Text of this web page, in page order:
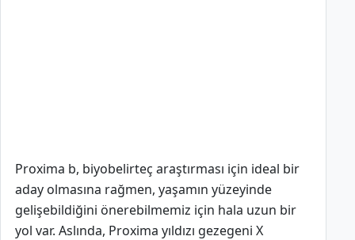
Proxima b, biyobelirteç araştırması için ideal bir
aday olmasına rağmen, yaşamın yüzeyinde
gelişebildiğini önerebilmemiz için hala uzun bir
yol var. Aslında, Proxima yıldızı gezegeni X